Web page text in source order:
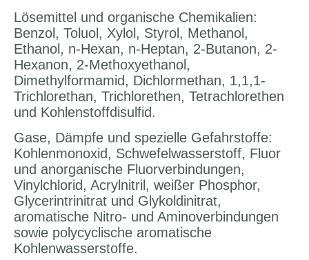
Lösemittel und organische Chemikalien:
Benzol, Toluol, Xylol, Styrol, Methanol,
Ethanol, n-Hexan, n-Heptan, 2-Butanon, 2-
Hexanon, 2-Methoxyethanol,
Dimethylformamid, Dichlormethan, 1,1,1-
Trichlorethan, Trichlorethen, Tetrachlorethen
und Kohlenstoffdisulfid.
Gase, Dämpfe und spezielle Gefahrstoffe:
Kohlenmonoxid, Schwefelwasserstoff, Fluor
und anorganische Fluorverbindungen,
Vinylchlorid, Acrylnitril, weißer Phosphor,
Glycerintrinitrat und Glykoldinitrat,
aromatische Nitro- und Aminoverbindungen
sowie polycyclische aromatische
Kohlenwasserstoffe.